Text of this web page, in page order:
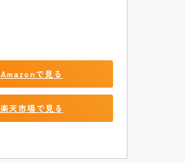
Amazonで見る
楽天市場で見る